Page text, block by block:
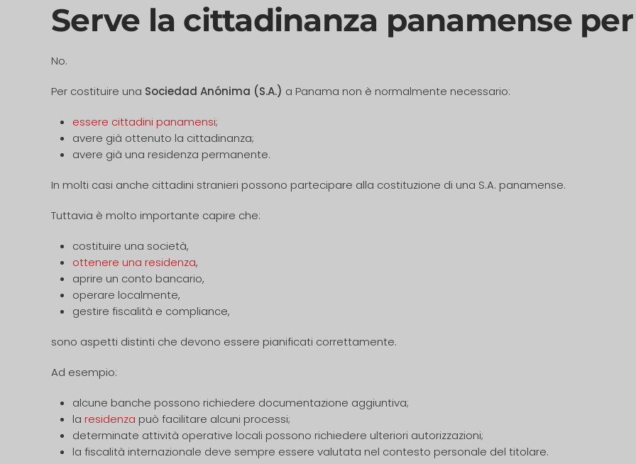
Serve la cittadinanza panamense
No.
Per costituire una Sociedad Anónima (S.A.) a Panama non è normalmente necessario:
essere cittadini panamensi;
avere già ottenuto la cittadinanza;
avere già una residenza permanente.
In molti casi anche cittadini stranieri possono partecipare alla costituzione di una S.A. panamense.
Tuttavia è molto importante capire che:
costituire una società,
ottenere una residenza,
aprire un conto bancario,
operare localmente,
gestire fiscalità e compliance,
sono aspetti distinti che devono essere pianificati correttamente.
Ad esempio:
alcune banche possono richiedere documentazione aggiuntiva;
la residenza può facilitare alcuni processi;
determinate attività operative locali possono richiedere ulteriori autorizzazioni;
la fiscalità internazionale deve sempre essere valutata nel contesto personale del titolare.